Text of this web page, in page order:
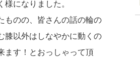
になりました。
ものの、皆さんの話の輪の
膝以外はしなやかに動くの
ます！とおっしゃって頂